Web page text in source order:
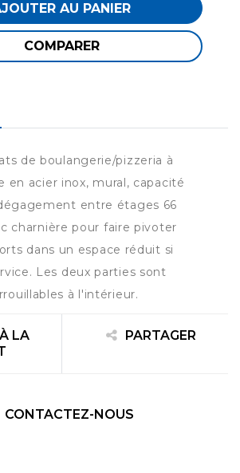
AU PANIER
COMPARER
de boulangerie/pizzeria à
en acier inox, mural, capacité
entre étages 66
charnière pour faire pivoter
dans un espace réduit si
Les deux parties sont
à l'intérieur.
LA
PARTAGER
CONTACTEZ-NOUS